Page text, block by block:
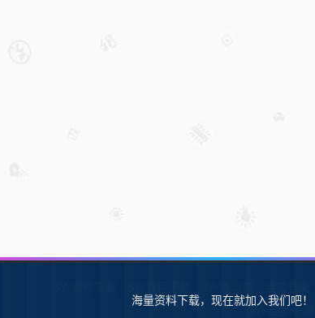
SW自学网
海量资料下载，现在就加入我们吧！